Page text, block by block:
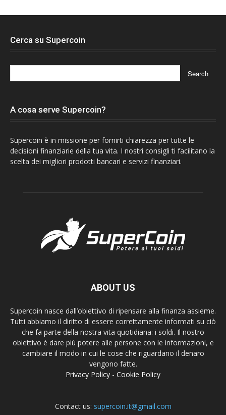
Cerca su Supercoin
A cosa serve Supercoin?
Supercoin è in missione per fornirti chiarezza per tutte le
decisioni finanziarie della tua vita. I nostri consigli ti facilitano la
scelta dei migliori prodotti bancari e servizi finanziari.
ABOUT US
Supercoin nasce dall’obiettivo di ripensare alla finanza assieme.
Tutti abbiamo il diritto di essere correttamente informati su ciò
che fa parte della nostra vita quotidiana: i soldi. Il nostro
obiettivo è dare più potere alle persone con le informazioni, e
cambiare il modo in cui le cose che riguardano il denaro
vengono fatte.
Privacy Policy - Cookie Policy
Contact us: supercoin.it@gmail.com